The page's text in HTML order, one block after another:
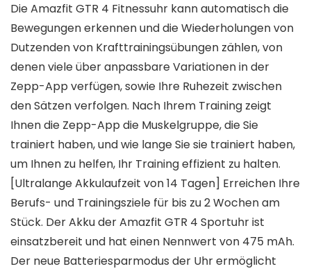
Die Amazfit GTR 4 Fitnessuhr kann automatisch die
Bewegungen erkennen und die Wiederholungen von
Dutzenden von Krafttrainingsübungen zählen, von
denen viele über anpassbare Variationen in der
Zepp-App verfügen, sowie Ihre Ruhezeit zwischen
den Sätzen verfolgen. Nach Ihrem Training zeigt
Ihnen die Zepp-App die Muskelgruppe, die Sie
trainiert haben, und wie lange Sie sie trainiert haben,
um Ihnen zu helfen, Ihr Training effizient zu halten.
[Ultralange Akkulaufzeit von 14 Tagen] Erreichen Ihre
Berufs- und Trainingsziele für bis zu 2 Wochen am
Stück. Der Akku der Amazfit GTR 4 Sportuhr ist
einsatzbereit und hat einen Nennwert von 475 mAh.
Der neue Batteriesparmodus der Uhr ermöglicht